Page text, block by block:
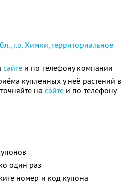
г.о. Химки, территориальное
сайте и по телефону компании
купленных у неё растений в
на сайте и по телефону
один раз
номер и код купона